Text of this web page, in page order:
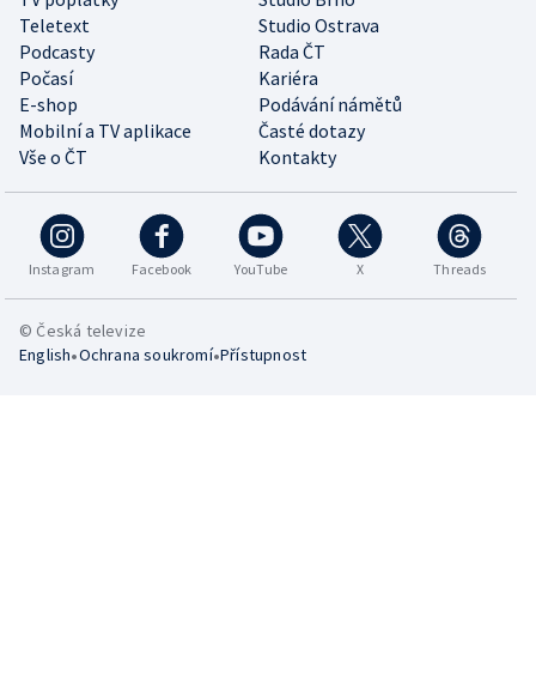
Teletext
Studio Ostrava
Podcasty
Rada ČT
Počasí
Kariéra
E-shop
Podávání námětů
Mobilní a TV aplikace
Časté dotazy
Vše o ČT
Kontakty
Instagram Facebook YouTube X Threads
© Česká televize
English•Ochrana soukromí•Přístupnost